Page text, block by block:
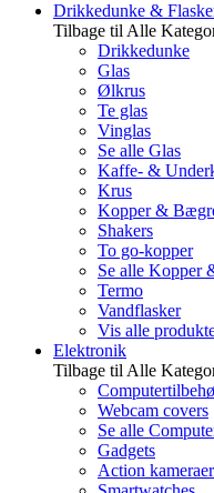
Drikkedunke &
Tilbage til Alle
Drikkedunke
Glas
Ølkrus
Te glas
Vinglas
Se alle Glas
Kaffe- &
Krus
Kopper &
Shakers
To go-kopper
Se alle Kopper
Termo
Vandflasker
Vis alle
Elektronik
Tilbage til Alle
Webcam covers
Se alle
Gadgets
Action kameraer